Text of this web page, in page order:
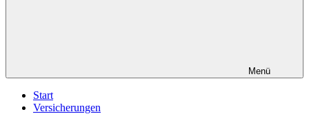
Menü
Start
Versicherungen